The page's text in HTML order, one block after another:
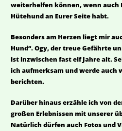
weiterhelfen können, wenn auch
Hütehund an Eurer Seite habt.
Besonders am Herzen liegt mir
Hund“. Ogy, der treue Gefährte
ist inzwischen fast elf Jahre alt.
ich aufmerksam und werde auch
berichten.
Darüber hinaus erzähle ich von
großen Erlebnissen mit unserer
Natürlich dürfen auch Fotos und